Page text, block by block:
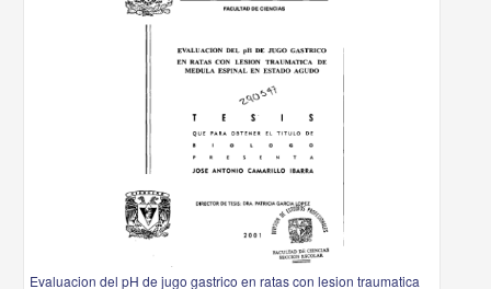
Evaluacion del pH de jugo gastrico en ratas con lesion traumatica